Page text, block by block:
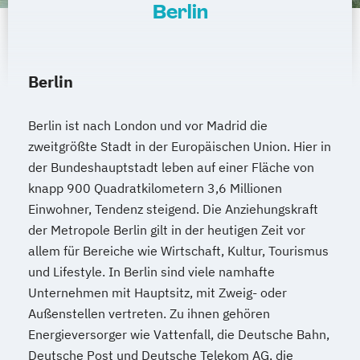
Tierheilpraktiker + Klassische Veterinär-
Tierheilpraktiker + Veterinär-Akupunktur
für Kleintiere
Tierheilpraktiker + Veterinär-Akupunktur
für Pferde
Tierheilpraktiker + Veterinär-
Heilpflanzenkunde
Tierheilpraktiker/-in mit zusätzlicher
Fachrichtung "Tierernährungsberater"
Traumafachberater/-in
Veterinärakupunktur für Kleintiere
Veterinärakupunktur für Kleintiere und
Berlin
Berlin
Berlin ist nach London und vor Madrid die
zweitgrößte Stadt in der Europäischen Union. Hier in
der Bundeshauptstadt leben auf einer Fläche von
knapp 900 Quadratkilometern 3,6 Millionen
Einwohner, Tendenz steigend. Die Anziehungskraft
der Metropole Berlin gilt in der heutigen Zeit vor
allem für Bereiche wie Wirtschaft, Kultur, Tourismus
und Lifestyle. In Berlin sind viele namhafte
Unternehmen mit Hauptsitz, mit Zweig- oder
Außenstellen vertreten. Zu ihnen gehören
Energieversorger wie Vattenfall, die Deutsche Bahn,
Deutsche Post und Deutsche Telekom AG, die